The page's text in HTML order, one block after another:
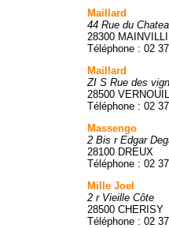
Maillard
44 Rue du
28300
Téléphone : 02
Maillard
ZI S Rue des
28500
Téléphone : 02
Massengo
2 Bis r Edgar
28100 DREUX
Téléphone : 02
Mille Joel
2 r Vieille Côte
28500 CHERISY
Téléphone : 02